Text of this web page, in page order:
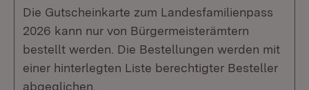
Die Gutscheinkarte zum Landesfamilienpass
2026 kann nur von Bürgermeisterämtern
bestellt werden. Die Bestellungen werden mit
einer hinterlegten Liste berechtigter Besteller
abgeglichen.